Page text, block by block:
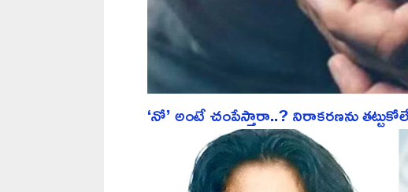
‘నో’ అంటే చంపేస్తారా..? నిరాకరణను